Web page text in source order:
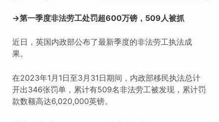
→第一季度非法劳工处罚超600万镑，509人被抓
近日，英国内政部公布了最新季度的非法劳工执法成
果。
在2023年1月1日至3月31日期间，内政部移民执法总计
开出346张罚单，累计有509名非法劳工被发现，累计罚
款数额高达6,020,000英镑。